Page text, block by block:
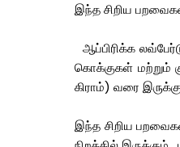
இந்த சிறிய
ஆப்பிரிக்க
கொக்குகள் மற்றும்
கிராம்) வரை
இந்த சிறிய